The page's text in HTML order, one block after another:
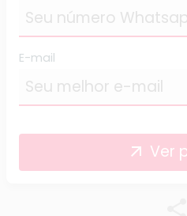
E-mail
arrow_outward Ver